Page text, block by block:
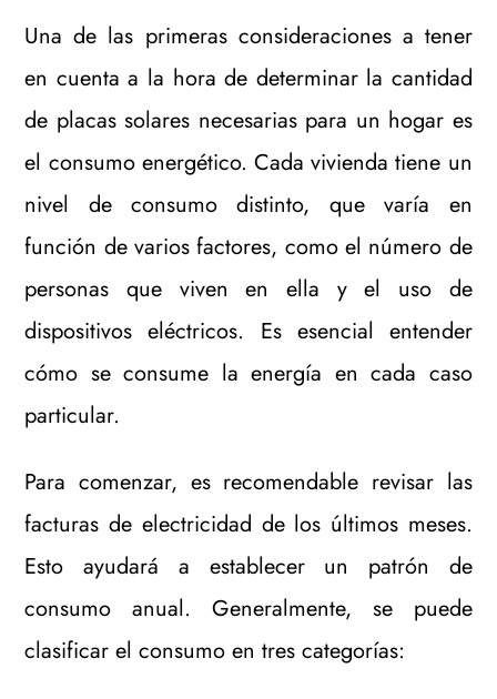
Una de las primeras consideraciones a tener
en cuenta a la hora de determinar la cantidad
de placas solares necesarias para un hogar es
el consumo energético. Cada vivienda tiene un
nivel de consumo distinto, que varía en
función de varios factores, como el número de
personas que viven en ella y el uso de
dispositivos eléctricos. Es esencial entender
cómo se consume la energía en cada caso
particular.
Para comenzar, es recomendable revisar las
facturas de electricidad de los últimos meses.
Esto ayudará a establecer un patrón de
consumo anual. Generalmente, se puede
clasificar el consumo en tres categorías: